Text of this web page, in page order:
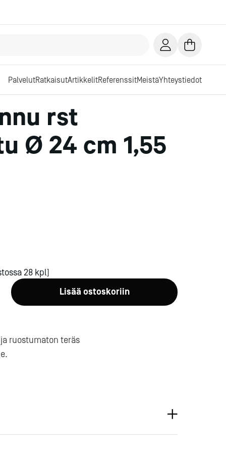
PalvelutRatkaisutArtikkelitReferenssitMeistäYhteystiedot
rst
Ø 24 cm 1,55
28 kpl]
Lisää ostoskoriin
ruostumaton teräs